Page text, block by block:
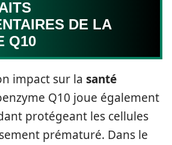
DE LA
Q10
impact sur la santé
Q10 joue également
protégeant les cellules
prématuré. Dans le